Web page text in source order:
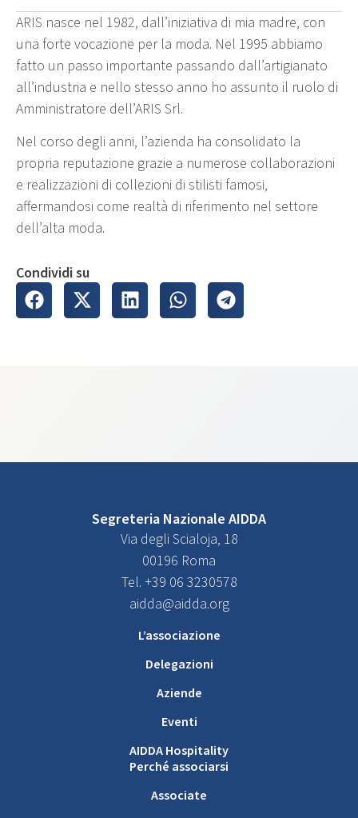
ARIS nasce nel 1982, dall’iniziativa di mia madre, con
una forte vocazione per la moda. Nel 1995 abbiamo
fatto un passo importante passando dall’artigianato
all’industria e nello stesso anno ho assunto il ruolo di
Amministratore dell’ARIS Srl.
Nel corso degli anni, l’azienda ha consolidato la
propria reputazione grazie a numerose collaborazioni
e realizzazioni di collezioni di stilisti famosi,
affermandosi come realtà di riferimento nel settore
dell’alta moda.
Condividi su
Segreteria Nazionale AIDDA
Via degli Scialoja, 18
00196 Roma
Tel. +39 06 3230578
aidda@aidda.org
L’associazione
Delegazioni
Aziende
Eventi
AIDDA Hospitality
Perché associarsi
Associate